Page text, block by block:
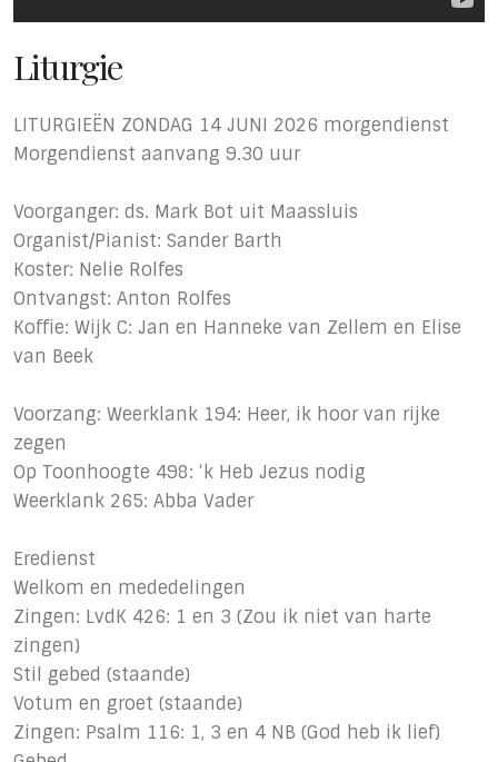
Liturgie
LITURGIEËN ZONDAG 14 JUNI 2026 morgendienst
Morgendienst aanvang 9.30 uur
Voorganger: ds. Mark Bot uit Maassluis
Organist/Pianist: Sander Barth
Koster: Nelie Rolfes
Ontvangst: Anton Rolfes
Koffie: Wijk C: Jan en Hanneke van Zellem en Elise
van Beek
Voorzang: Weerklank 194: Heer, ik hoor van rijke
zegen
Op Toonhoogte 498: ‘k Heb Jezus nodig
Weerklank 265: Abba Vader
Eredienst
Welkom en mededelingen
Zingen: LvdK 426: 1 en 3 (Zou ik niet van harte
zingen)
Stil gebed (staande)
Votum en groet (staande)
Zingen: Psalm 116: 1, 3 en 4 NB (God heb ik lief)